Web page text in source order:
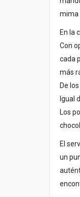
mima
En la
Con
cada
más
De
Igual
Los
El
un